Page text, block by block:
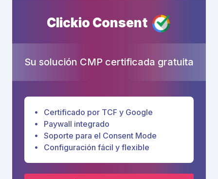
Clickio Consent
Su solución CMP certificada gratuita
Certificado por TCF y Google
Paywall integrado
Soporte para el Consent Mode
Configuración fácil y flexible